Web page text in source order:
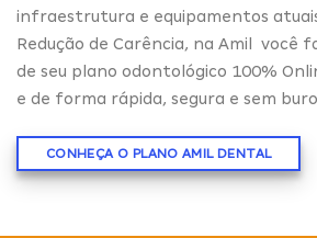
infraestrutura e equipamentos
Redução de Carência, na Amil você
de seu plano odontológico 100%
e de forma rápida, segura e sem
CONHEÇA O PLANO AMIL DENTAL